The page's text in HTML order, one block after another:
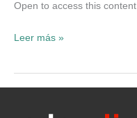
Open to access this content
Lección
Introducción
a
Leer más »